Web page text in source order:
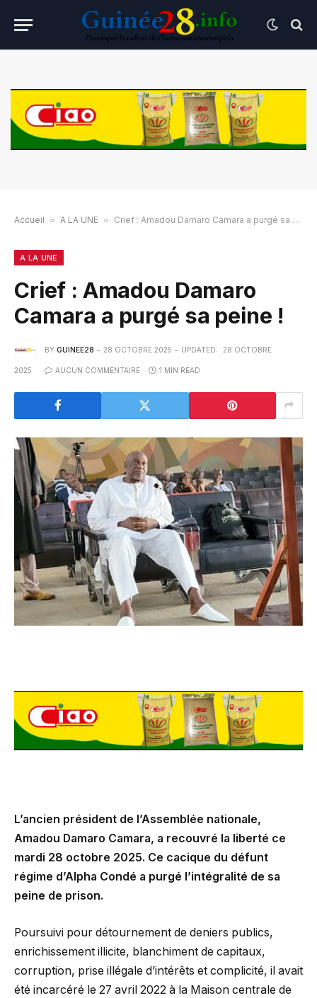
Accueil » A LA UNE » Crief : Amadou Damaro Camara a purgé sa peine !
A LA UNE
Crief : Amadou Damaro
Camara a purgé sa peine !
BY GUINEE28 28 OCTOBRE 2025 UPDATED: 28 OCTOBRE
2025 AUCUN COMMENTAIRE 1 MIN READ
L’ancien président de l’Assemblée nationale,
Amadou Damaro Camara, a recouvré la liberté ce
mardi 28 octobre 2025. Ce cacique du défunt
régime d’Alpha Condé a purgé l’intégralité de sa
peine de prison.
Poursuivi pour détournement de deniers publics,
enrichissement illicite, blanchiment de capitaux,
corruption, prise illégale d’intérêts et complicité, il avait
été incarcéré le 27 avril 2022 à la Maison centrale de